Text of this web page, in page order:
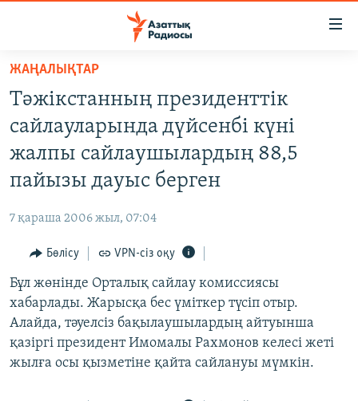
Skip
main
content
to
main
Skip
Search
AZATTYQTV
ҚАҢТАР ОҚИҒАСЫ
ӘЛЕУМЕТ
ӘЛЕМ
АРНАЙЫ ЖОБАЛАР
Русский
ЖАЗЫЛЫҢЫЗ
ЖАҢАЛЫҚТАР
Тәжікстанның президенттік
сайлауларында дүйсенбі күні
жалпы сайлаушылардың 88,5
пайызы дауыс берген
7 қараша 2006 жыл, 07:04
Бөлісу VPN-сіз оқу
Бұл жөнінде Орталық сайлау комиссиясы
хабарлады. Жарысқа бес үміткер түсіп отыр.
Алайда, тәуелсіз бақылаушылардың айтуынша
қазіргі президент Имомалы Рахмонов келесі жеті
жылға осы қызметіне қайта сайлануы мүмкін.